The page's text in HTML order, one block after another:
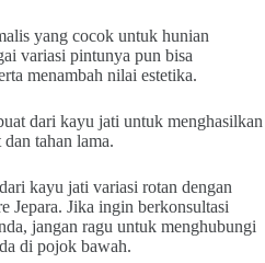
yang cocok untuk hunian
variasi pintunya pun bisa
menambah nilai estetika.
dari kayu jati untuk menghasilkan
tahan lama.
kayu jati variasi rotan dengan
Jepara. Jika ingin berkonsultasi
jangan ragu untuk menghubungi
di pojok bawah.